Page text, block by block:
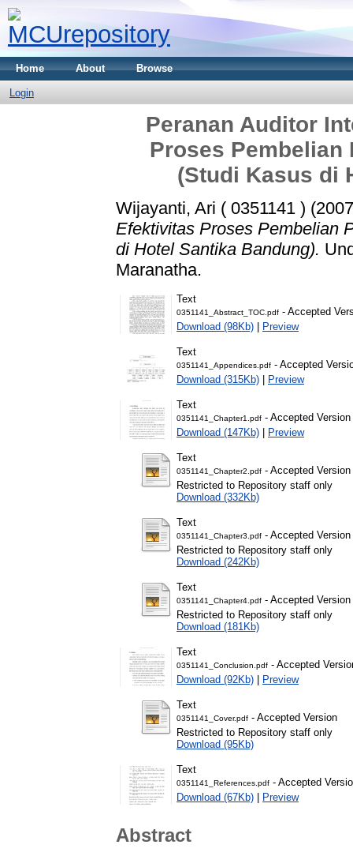
Home About Browse
Login
Peranan Auditor
Proses Pembelian
(Studi Kasus di
Wijayanti, Ari ( 0351141 )
Efektivitas Proses Pembelian
di Hotel Santika Bandung).
Maranatha.
Text
0351141_Abstract_TOC.pdf - Accepted
Download (98Kb) | Preview
Text
0351141_Appendices.pdf - Accepted
Download (315Kb) | Preview
Text
0351141_Chapter1.pdf - Accepted Version
Download (147Kb) | Preview
Text
0351141_Chapter2.pdf - Accepted Version
Restricted to Repository staff only
Download (332Kb)
Text
0351141_Chapter3.pdf - Accepted Version
Restricted to Repository staff only
Download (242Kb)
Text
0351141_Chapter4.pdf - Accepted Version
Restricted to Repository staff only
Download (181Kb)
Text
0351141_Conclusion.pdf - Accepted
Download (92Kb) | Preview
Text
0351141_Cover.pdf - Accepted Version
Restricted to Repository staff only
Download (95Kb)
Text
0351141_References.pdf - Accepted
Download (67Kb) | Preview
Abstract